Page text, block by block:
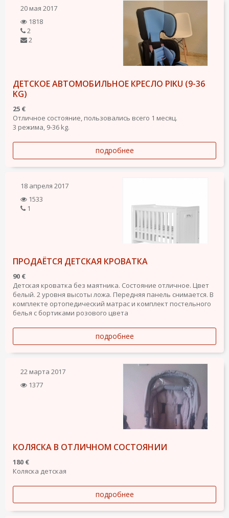
20 мая 2017
1818
2
2
ДЕТСКОЕ АВТОМОБИЛЬНОЕ КРЕСЛО PIKU (9-36
KG)
25 €
Отличное состояние, пользовались всего 1 месяц.
3 режима, 9-36 kg.
подробнее
18 апреля 2017
1533
1
ПРОДАЁТСЯ ДЕТСКАЯ КРОВАТКА
90 €
Детская кроватка без маятника. Состояние отличное. Цвет
белый. 2 уровня высоты ложа. Передняя панель снимается. В
комплекте ортопедический матрас и комплект постельного
белья с бортиками розового цвета
подробнее
22 марта 2017
1377
КОЛЯСКА В ОТЛИЧНОМ СОСТОЯНИИ
180 €
Коляска детская
подробнее